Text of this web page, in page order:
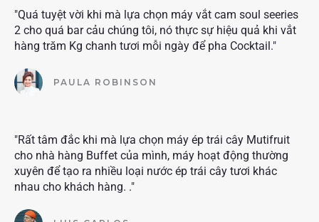
"Quá tuyệt vời khi mà lựa chọn máy vắt cam soul seeries
2 cho quá bar cảu chúng tôi, nó thực sự hiệu quả khi vắt
hàng trăm Kg chanh tươi mỗi ngày để pha Cocktail."
PAULA ROBINSON
"Rất tâm đắc khi mà lựa chọn máy ép trái cây Mutifruit
cho nhà hàng Buffet của mình, máy hoạt động thường
xuyên để tạo ra nhiều loại nước ép trái cây tươi khác
nhau cho khách hàng. ."